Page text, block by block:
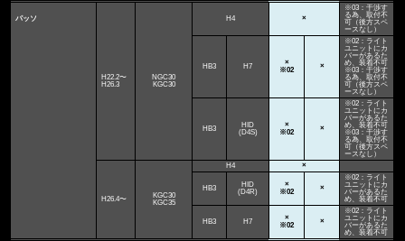
パッソ
H22.2〜
H26.3
NGC30
KGC30
H4 ×
※03：干渉す
る為、取付不
可（後方スペ
ースなし）
HB3 H7
×
※02
×
※02：ライト
ユニットにカ
バーがあるた
め、装着不可
※03：干渉す
る為、取付不
可（後方スペ
ースなし）
HB3
HID
(D4S)
×
※02
×
※02：ライト
ユニットにカ
バーがあるた
め、装着不可
※03：干渉す
る為、取付不
可（後方スペ
ースなし）
H26.4〜
KGC30
KGC35
H4 ×
HB3
HID
(D4R)
×
※02
×
※02：ライト
ユニットにカ
バーがあるた
め、装着不可
HB3 H7
×
※02
×
※02：ライト
ユニットにカ
バーがあるた
め、装着不可